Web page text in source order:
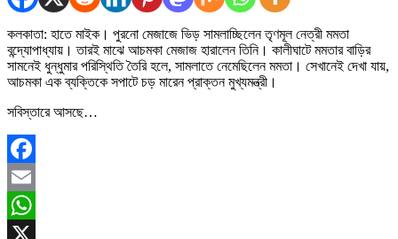
কলকাতা: হাতে মাইক। পুরনো মেজাজে ভিড় সামলাচ্ছিলেন তৃণমূল নেত্রী মমতা
বন্দ্যোপাধ্যায়। তারই মাঝে আচমকা মেজাজ হারালেন তিনি। কালীঘাটে মমতার বাড়ির
সামনেই ধুন্ধুমার পরিস্থিতি তৈরি হলে, সামলাতে নেমেছিলেন মমতা। সেখানেই দেখা যায়,
আচমকা এক ব্যক্তিকে সপাটে চড় মারেন প্রাক্তন মুখ্যমন্ত্রী।
সবিস্তারে আসছে…
Facebook
Email
WhatsApp